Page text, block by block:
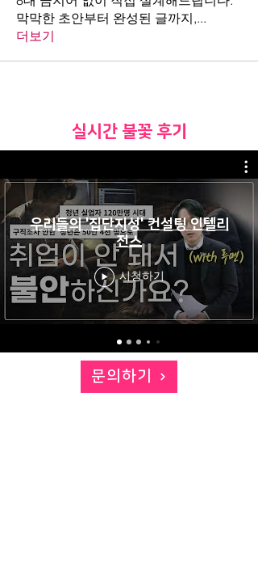
막막한 초안부터 완성된 글까지,...
더보기
​실시간 불꽃 후기
우리들의 '집단지성' 컨설팅 인텔리
전스
시청하기
문의하기